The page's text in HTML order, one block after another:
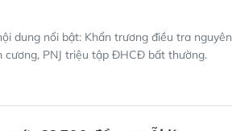
dung nổi bật: Khẩn trương điều tra nguyên
cương, PNJ triệu tập ĐHCĐ bất thường.